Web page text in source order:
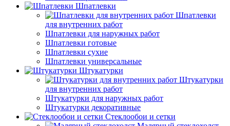
Шпатлевки
Шпатлевки
для внутренних работ
Шпатлевки для наружных работ
Шпатлевки готовые
Шпатлевки сухие
Шпатлевки универсальные
Штукатурки
Штукатурки
для внутренних работ
Штукатурки для наружных работ
Штукатурки декоративные
Стеклообои и сетки